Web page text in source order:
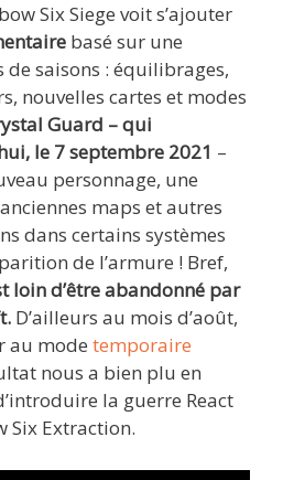
Six Siege voit s’ajouter
basé sur une
de saisons : équilibrages,
nouvelles cartes et modes
Guard – qui
le 7 septembre 2021 –
personnage, une
maps et autres
dans certains systèmes
de l’armure ! Bref,
loin d’être abandonné par
D’ailleurs au mois d’août,
au mode temporaire
nous a bien plu en
la guerre React
Six Extraction.